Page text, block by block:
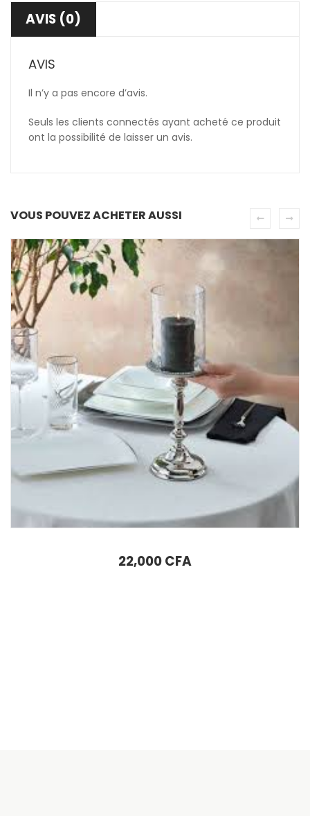
AVIS (0)
AVIS
Il n’y a pas encore d’avis.
Seuls les clients connectés ayant acheté ce produit
ont la possibilité de laisser un avis.
VOUS POUVEZ ACHETER AUSSI
AJOUTER AU PANIER
15,500CFA